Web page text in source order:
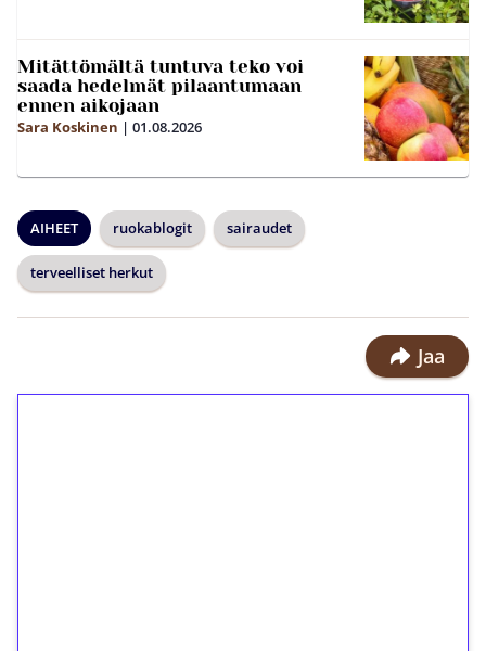
Mitättömältä tuntuva teko voi
saada hedelmät pilaantumaan
ennen aikojaan
Sara Koskinen | 01.08.2026
AIHEET ruokablogit sairaudet
terveelliset herkut
Jaa